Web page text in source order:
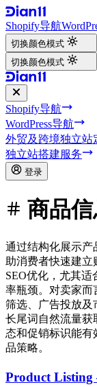
Shopify导航
切换颜色模式
切换颜色模式
Shopify导航
WordPress导航
外贸及跨境独立站
独立站搭建服务
登录
商品
通过结构化展示产
助消费者快速建
SEO优化，尤其
率瓶颈。对卖家而
筛选、广告投放及
长尾词自然流量获
态和促销标识能
品策略。
Product Listing